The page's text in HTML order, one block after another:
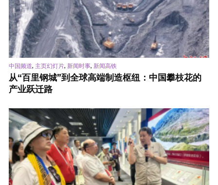
中国频道, 主页幻灯片, 新闻时事, 新闻高铁
从“百里钢城”到全球高端制造枢纽：中国攀枝花的
产业跃迁路